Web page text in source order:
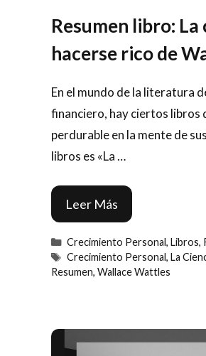
Resumen libro: La
hacerse rico de
En el mundo de la literatura
financiero, hay ciertos libros
perdurable en la mente de
libros es «La …
Leer Más
Categorías
Crecimiento Personal, Libros,
Etiquetas
Crecimiento Personal, La
Resumen, Wallace Wattles